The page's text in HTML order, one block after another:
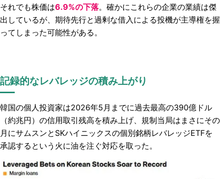
それでも株価は6.9%の下落。確かにこれらの企業の業績は傑
出しているが、期待先行と過剰な借入による投機が主導権を握
ってしまった可能性がある。
記録的なレバレッジの積み上がり
韓国の個人投資家は2026年5月までに過去最高の390億ドル
（約兆円）の信用取引残高を積み上げ、規制当局はまさにその
月にサムスンとSKハイニックスの個別銘柄レバレッジETFを
承認するという火に油を注ぐ対応を取った。